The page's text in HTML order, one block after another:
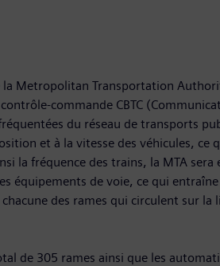
Metropolitan Transportation
commande CBTC
du réseau de transports
et à la vitesse des véhicules,
la fréquence des trains, la MTA
équipements de voie, ce qui
des rames qui circulent sur
de 305 rames ainsi que les